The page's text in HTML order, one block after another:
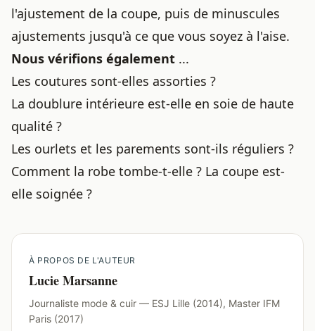
l'ajustement de la coupe, puis de minuscules
ajustements jusqu'à ce que vous soyez à l'aise.
Nous vérifions également ...
Les coutures sont-elles assorties ?
La doublure intérieure est-elle en soie de haute
qualité ?
Les ourlets et les parements sont-ils réguliers ?
Comment la robe tombe-t-elle ? La coupe est-
elle soignée ?
À PROPOS DE L'AUTEUR
Lucie Marsanne
Journaliste mode & cuir — ESJ Lille (2014), Master IFM
Paris (2017)